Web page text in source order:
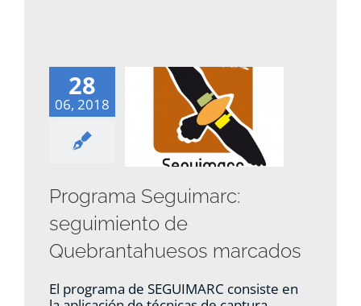
28
06, 2018
Programa Seguimarc:
seguimiento de
Quebrantahuesos marcados
El programa de SEGUIMARC consiste en